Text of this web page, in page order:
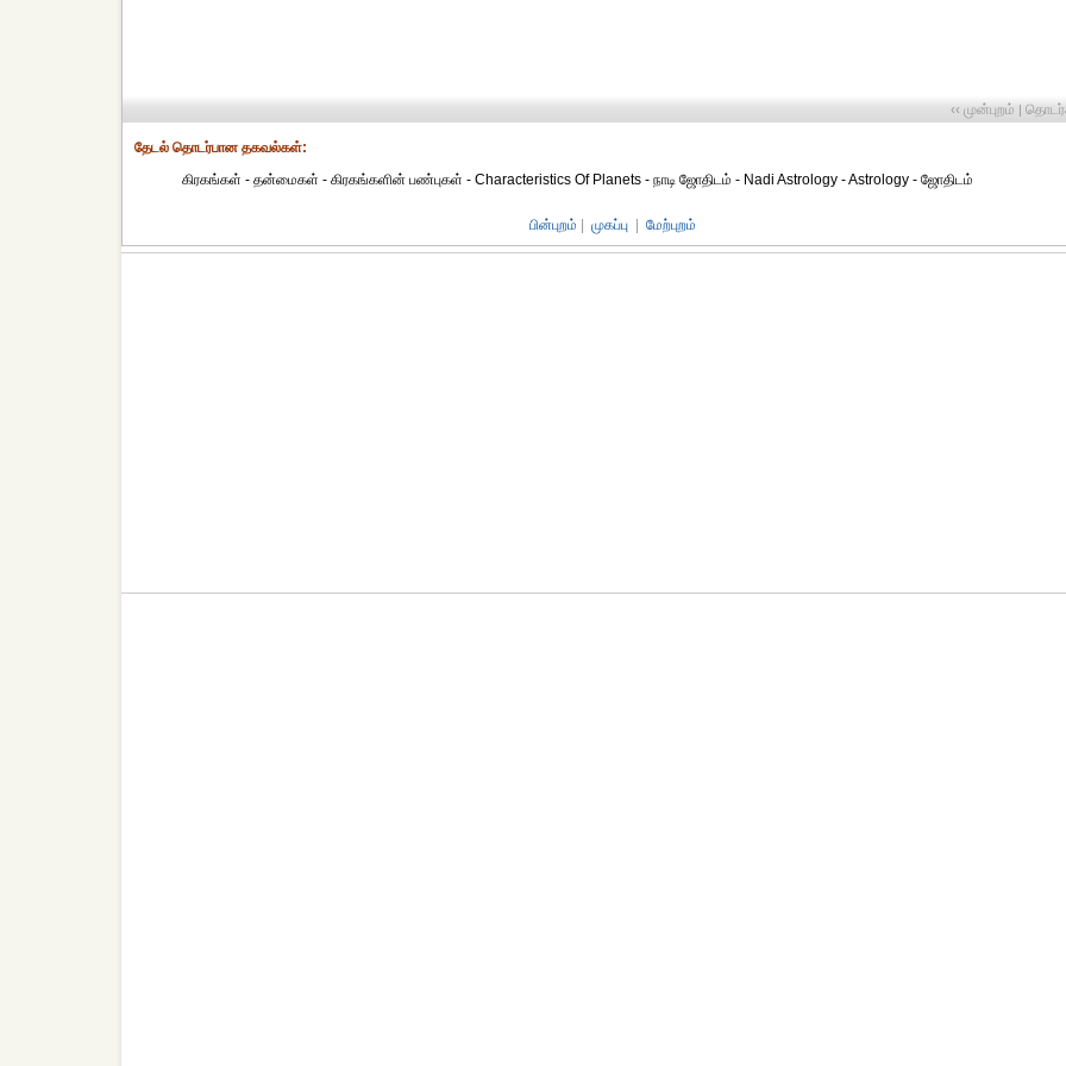
‹‹ முன்புறம் |
தேட‌ல் தொட‌ர்பான தகவ‌ல்க‌ள்:
கிரகங்கள் - தன்மைகள் - கிரகங்களின் பண்புகள் - Characteristics Of Planets - நாடி ஜோதிடம் - Nadi Astrology - Astrology - ஜோதிடம்
பின்புறம் முகப்பு மேற்புறம்